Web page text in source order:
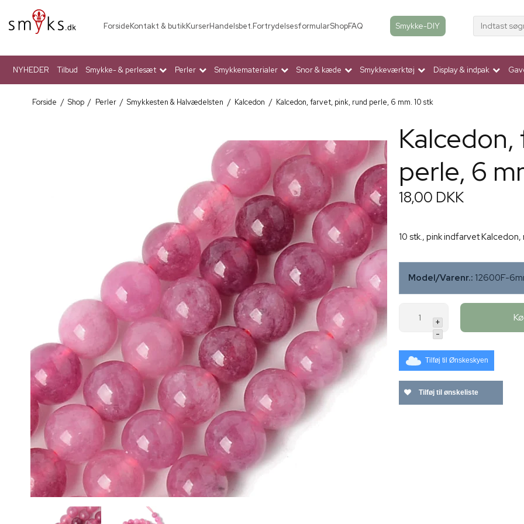
ForsideKontakt & butikKurserHandelsbet.FortrydelsesformularShopFAQ Smykke-DIY Indtast
NYHEDER Tilbud Smykke- & perlesæt Perler Smykkematerialer Snor & kæde Smykkeværktøj Display & indpak
Forside / Shop / Perler / Smykkesten & Halvædelsten / Kalcedon / Kalcedon, farvet, pink, rund perle, 6 mm. 10 stk
perle, 6
18,00 DKK
10 stk., pink indfarvet
Model/Varenr.: 12600F-
+
-
Tilføj til Ønskeskyen
Tilføj til ønskeliste